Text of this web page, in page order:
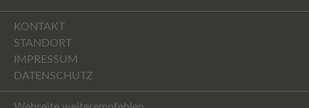
KONTAKT
STANDORT
IMPRESSUM
DATENSCHUTZ